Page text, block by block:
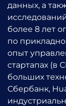
данных, а
более 8 лет
по
опыт
стартапах (в
больших
Сбербанк,